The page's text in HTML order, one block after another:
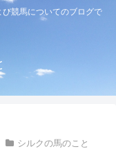
競馬についてのブログで
シルクの馬のこと